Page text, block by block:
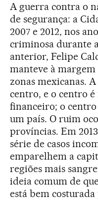
A guerra contra o
de segurança: a
2007 e 2012, nos
criminosa durante
anterior, Felipe
manteve à margem
zonas mexicanas.
centro, e o centro
financeiro; o
um país. O ruim
províncias. Em
série de casos
emparelhem a
regiões mais
ideia comum de
está bem